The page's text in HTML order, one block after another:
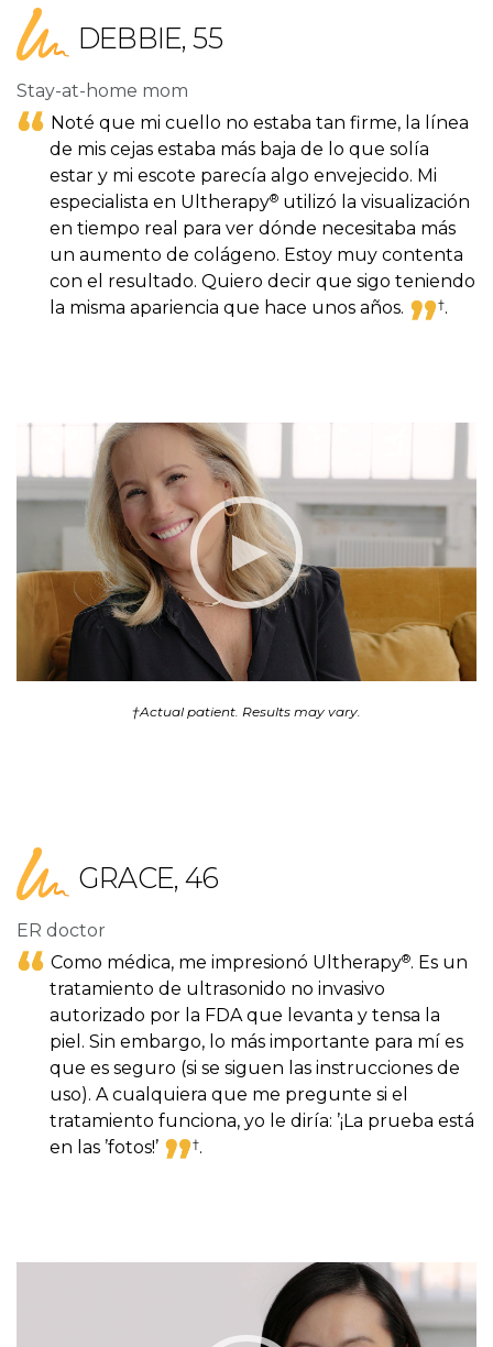
DEBBIE, 55
Stay-at-home mom
Noté que mi cuello no estaba tan firme, la línea
de mis cejas estaba más baja de lo que solía
estar y mi escote parecía algo envejecido. Mi
especialista en Ultherapy® utilizó la visualización
en tiempo real para ver dónde necesitaba más
un aumento de colágeno. Estoy muy contenta
con el resultado. Quiero decir que sigo teniendo
la misma apariencia que hace unos años. †.
†Actual patient. Results may vary.
GRACE, 46
ER doctor
Como médica, me impresionó Ultherapy®. Es un
tratamiento de ultrasonido no invasivo
autorizado por la FDA que levanta y tensa la
piel. Sin embargo, lo más importante para mí es
que es seguro (si se siguen las instrucciones de
uso). A cualquiera que me pregunte si el
tratamiento funciona, yo le diría: ’¡La prueba está
en las ’fotos!’ †.